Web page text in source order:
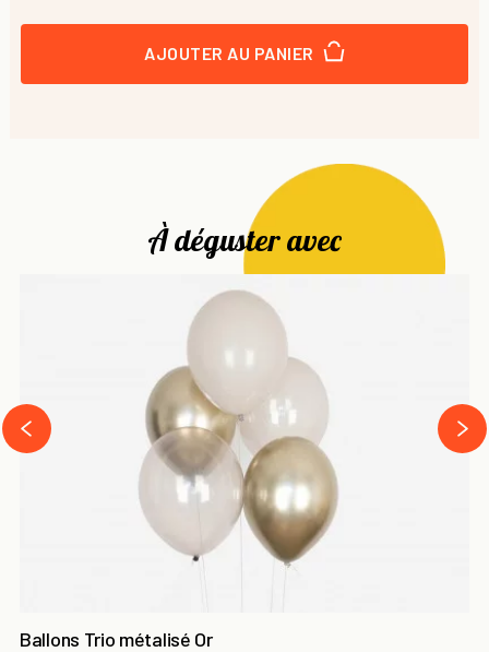
AJOUTER AU PANIER
À déguster avec
Ballons Trio métalisé Or
prev
next